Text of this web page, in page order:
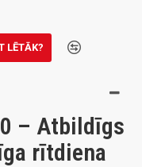
LĒTĀK?
– Atbildīgs
rītdiena